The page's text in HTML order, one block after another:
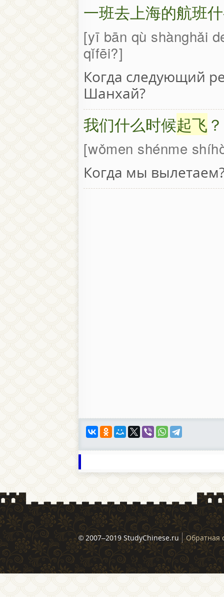
一班去上海的航班
yī bān qù shànghǎi
qǐfēi?
Когда следующий
Шанхай?
我们什么时候起飞 ？
wǒmen shénme
Когда мы
© 2007–2019 StudyChinese.ru Обратная